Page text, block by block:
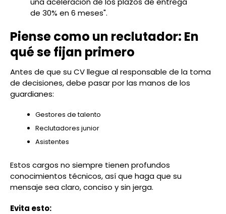
de 30% en 6 meses".
Piense como un reclutador: En
qué se fijan primero
Antes de que su CV llegue al responsable de la toma
de decisiones, debe pasar por las manos de los
guardianes:
Gestores de talento
Reclutadores junior
Asistentes
Estos cargos no siempre tienen profundos
conocimientos técnicos, así que haga que su
mensaje sea claro, conciso y sin jerga.
Evita esto: